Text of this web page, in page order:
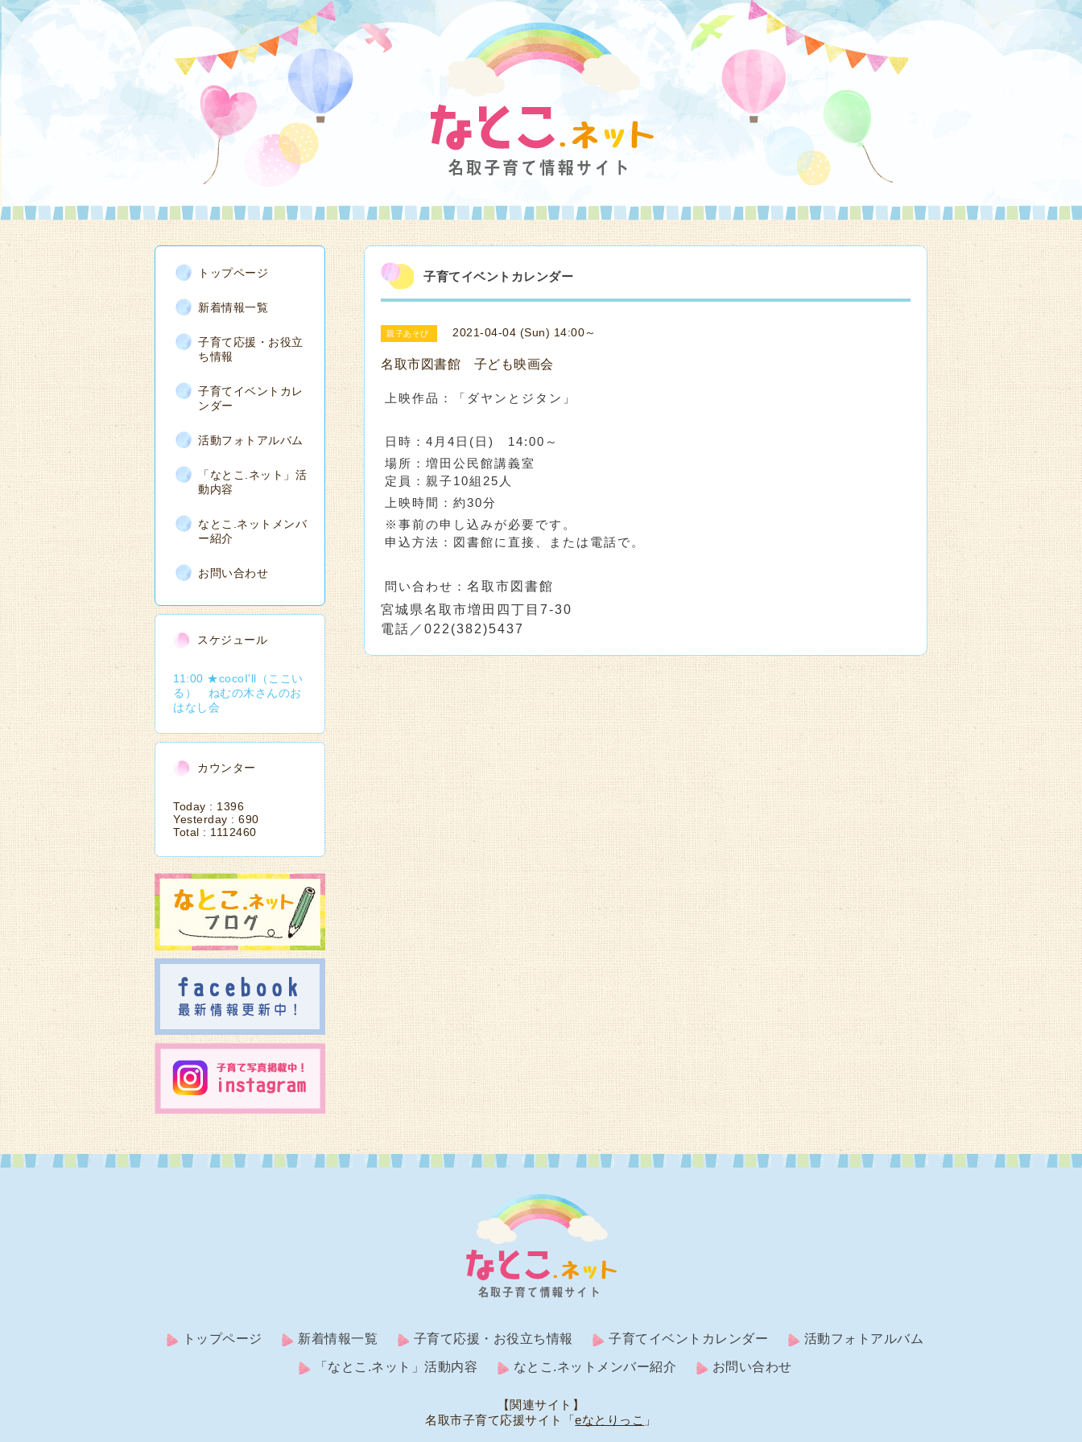
子育てイベントカレンダー
親子あそび 2021-04-04 (Sun) 14:00～
名取市図書館 子ども映画会
上映作品：「ダヤンとジタン」
日時：4月4日(日) 14:00～
場所：増田公民館講義室
定員：親子10組25人
上映時間：約30分
※事前の申し込みが必要です。
申込方法：図書館に直接、または電話で。
問い合わせ： 名取市図書館
宮城県名取市増田四丁目7-30
電話／022(382)5437
トップページ
新着情報一覧
子育て応援・お役立
ち情報
子育てイベントカレ
ンダー
活動フォトアルバム
「なとこ.ネット」活
動内容
なとこ.ネットメンバ
ー紹介
お問い合わせ
スケジュール
11:00 ★cocoI'll（ここい
る） ねむの木さんのお
はなし会
カウンター
Today : 1396
Yesterday : 690
Total : 1112460
トップページ 新着情報一覧 子育て応援・お役立ち情報 子育てイベントカレンダー 活動フォトアルバム
「なとこ.ネット」活動内容 なとこ.ネットメンバー紹介 お問い合わせ
【関連サイト】
名取市子育て応援サイト「eなとりっこ 」